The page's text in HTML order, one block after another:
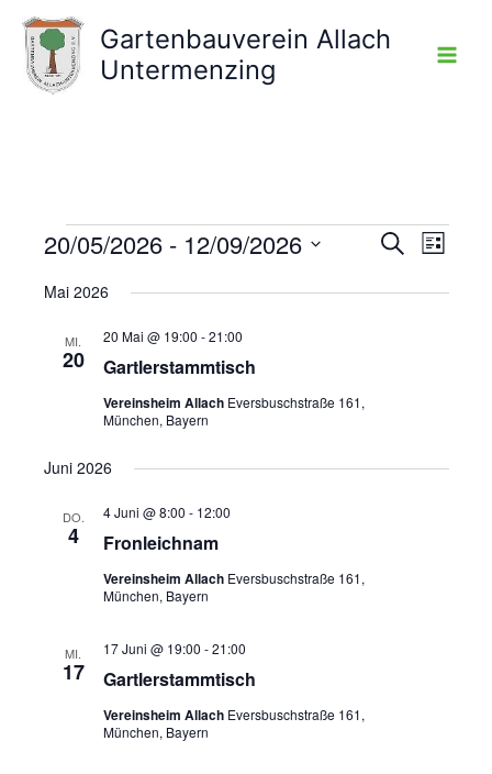
Inhalt
springen
Gartenbauverein Allach
Untermenzing
Veranstaltungen
und
SucheListe
20/05/2026 - 12/09/2026
wählen.
Mai 2026
MI.
20 Gartlerstammtisch
20 Mai @ 19:00 -21:00
Vereinsheim Allach Eversbuschstraße 161,
München, Bayern
Juni 2026
DO.
4 Fronleichnam
4 Juni @ 8:00 - 12:00
Vereinsheim Allach Eversbuschstraße 161,
München, Bayern
MI.
17 Gartlerstammtisch
17 Juni @ 19:00 -21:00
Vereinsheim Allach Eversbuschstraße 161,
München, Bayern